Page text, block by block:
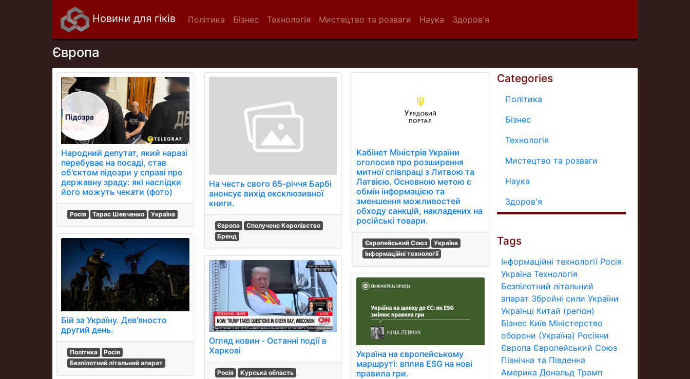
Новини для гіків Політика Бізнес Технологія Мистецтво та розваги Наука Здоров'я
Європа
Народний депутат, який наразі
перебуває на посаді, став
об'єктом підозри у справі про
державну зраду: які наслідки
його можуть чекати (фото)
Росія Тарас Шевченко Україна
Бій за Україну. Дев'яносто
другий день.
Політика
Росія
Безпілотний літальний апарат
На честь свого 65-річчя Барбі
анонсує вихід ексклюзивної
книги.
Європа
Сполучене Королівство
Бренд
Огляд новин - Останні події в
Харкові
Росія
Курська область
Кабінет Міністрів України
оголосив про розширення
митної співпраці з Литвою та
Латвією. Основною метою є
обмін інформацією та
зменшення можливостей
обходу санкцій, накладених на
російські товари.
Європейський Союз
Україна
Інформаційні технології
Україна на європейському
маршруті: вплив ESG на нові
правила гри.
Categories
Політика
Бізнес
Технологія
Мистецтво та розваги
Наука
Здоров'я
Tags
Інформаційні технології Росія
Україна Технологія
Безпілотний літальний
апарат Збройні сили України
Українці Китай (регіон)
Бізнес Київ Міністерство
оборони (Україна) Росіяни
Європа Європейський Союз
Північна та Південна
Америка Дональд Трамп